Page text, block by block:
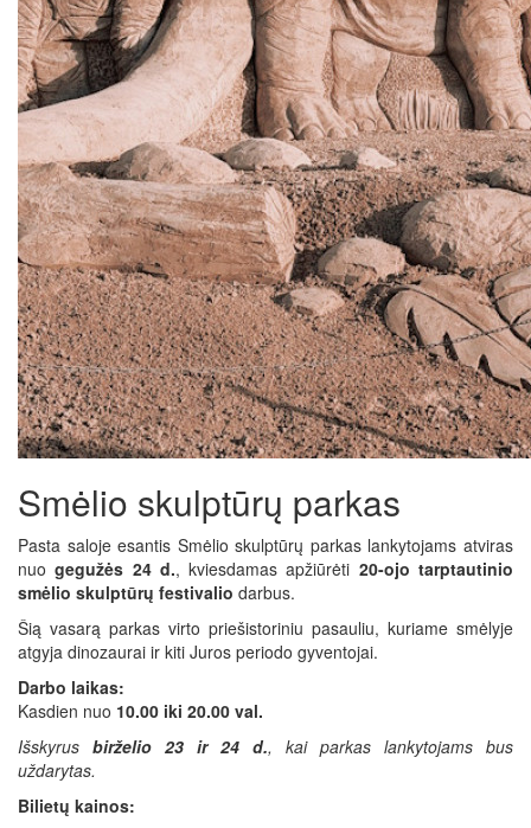
Smėlio skulptūrų parkas
Pasta saloje esantis Smėlio skulptūrų parkas lankytojams atviras
nuogegužės 24 d., kviesdamas apžiūrėti 20-ojo tarptautinio
smėlio skulptūrų festivalio darbus.
Šią vasarą parkas virto priešistoriniu pasauliu, kuriame smėlyje
atgyja dinozaurai ir kiti Juros periodo gyventojai.
Darbo laikas:
Kasdien nuo 10.00 iki 20.00 val.
Išskyrus birželio 23 ir 24 d., kai parkas lankytojams bus
uždarytas.
Bilietų kainos: